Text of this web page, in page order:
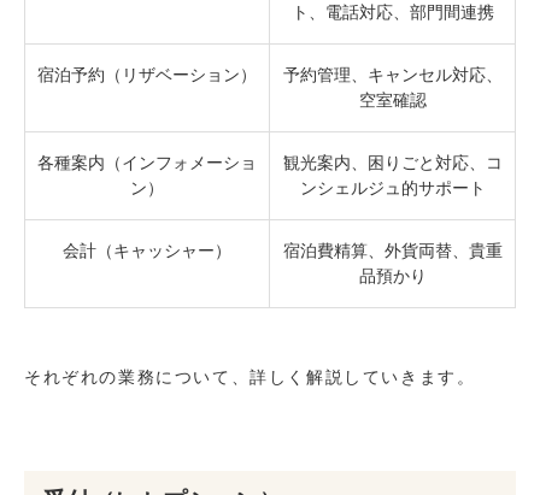
ト、電話対応、部門間連携
宿泊予約（リザベーション）
予約管理、キャンセル対応、
空室確認
各種案内（インフォメーショ
ン）
観光案内、困りごと対応、コ
ンシェルジュ的サポート
会計（キャッシャー）
宿泊費精算、外貨両替、貴重
品預かり
それぞれの業務について、詳しく解説していきます。